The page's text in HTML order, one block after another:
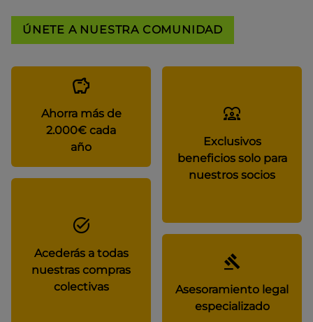
ÚNETE A NUESTRA COMUNIDAD
Ahorra más de
2.000€ cada
año
Exclusivos
beneficios solo para
nuestros socios
Acederás a todas
nuestras compras
colectivas
Asesoramiento legal
especializado